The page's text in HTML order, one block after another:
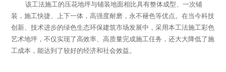
该工法施工的压花地坪与铺装地面相比具有整体成型、一次铺
装，施工快捷、上下一体，高强度耐磨，永不褪色等优点。在当今科技
创新、技术进步的绿色生态环保建筑市场发展中，采用本工法施工彩色
艺术地坪，不仅实现了高效率、高质量完成施工任务，还大大降低了施
工成本，能达到了较好的经济和社会效益。